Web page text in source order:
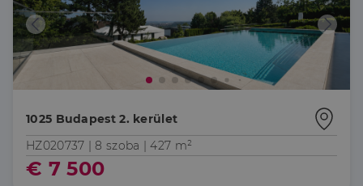
1025 Budapest 2. kerület
HZ020737 | 8 szoba | 427 m²
€ 7 500